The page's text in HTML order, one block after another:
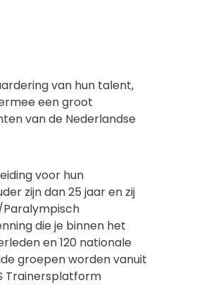
van hun talent,
een groot
van de Nederlandse
voor hun
zijn dan 25 jaar en zij
die je binnen het
en 120 nationale
groepen worden vanuit
Trainersplatform